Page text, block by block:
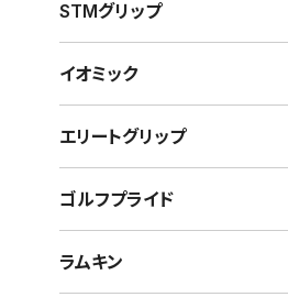
STMグリップ
イオミック
エリートグリップ
ゴルフプライド
ラムキン